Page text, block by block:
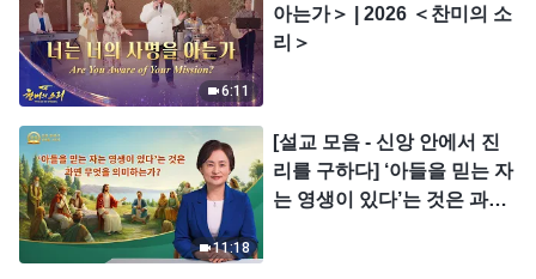
6:11
아는가＞ | 2026 ＜찬미의 소
리＞
11:18
[설교 모음 - 신앙 안에서 진
리를 구하다] ‘아들을 믿는 자
는 영생이 있다’는 것은 과연